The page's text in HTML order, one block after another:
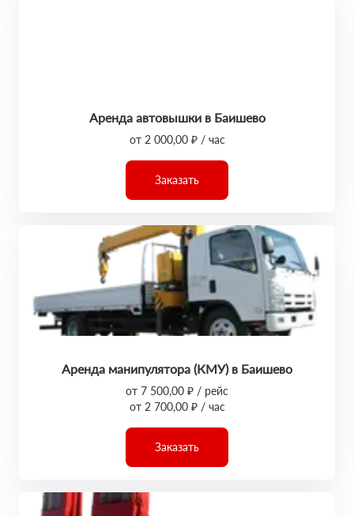
Аренда автовышки в Баишево
от 2 000,00 ₽ / час
Заказать
Аренда манипулятора (КМУ) в Баишево
от 7 500,00 ₽ / рейс
от 2 700,00 ₽ / час
Заказать